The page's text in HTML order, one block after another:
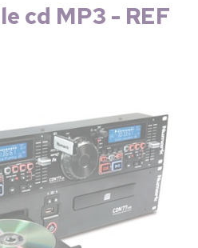
cd MP3 - REF